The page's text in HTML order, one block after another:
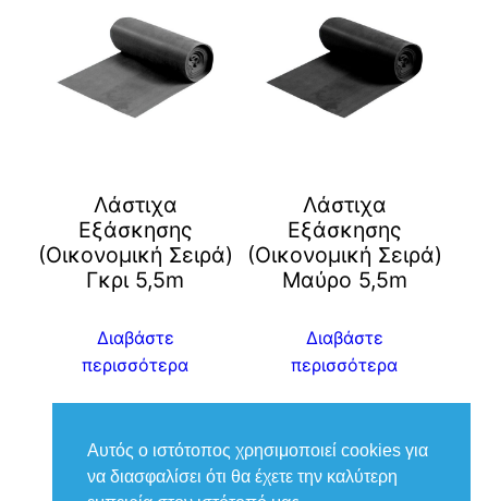
Λάστιχα
Εξάσκησης
(Οικονομική Σειρά)
Γκρι 5,5m
Διαβάστε
περισσότερα
Λάστιχα
Εξάσκησης
(Οικονομική Σειρά)
Μαύρο 5,5m
Διαβάστε
περισσότερα
Αυτός ο ιστότοπος χρησιμοποιεί cookies για
να διασφαλίσει ότι θα έχετε την καλύτερη